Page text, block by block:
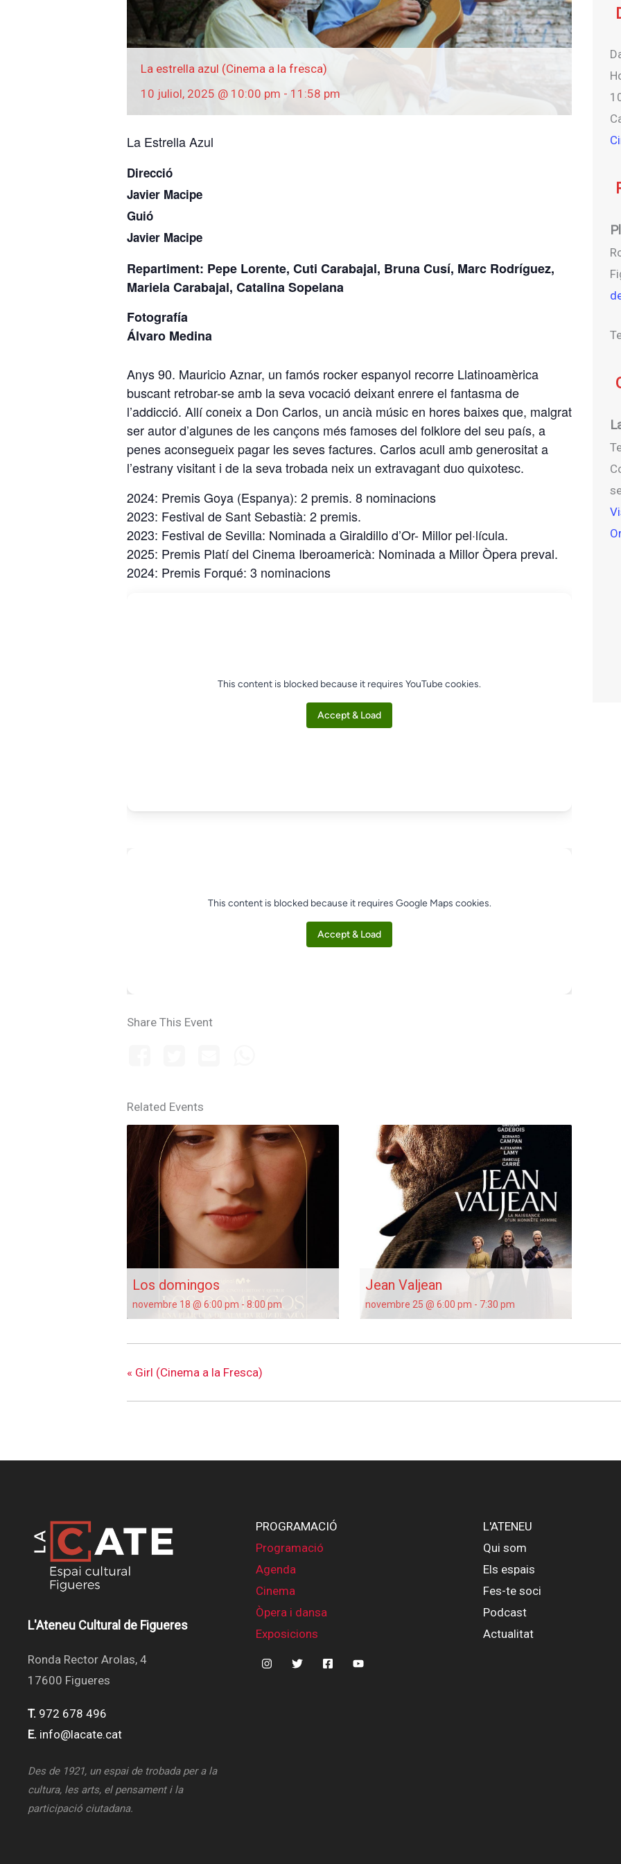
La estrella azul (Cinema a la fresca)
10 juliol, 2025 @ 10:00 pm - 11:58 pm
La Estrella Azul
Direcció
Javier Macipe
Guió
Javier Macipe
Repartiment: Pepe Lorente, Cuti Carabajal, Bruna Cusí, Marc Rodríguez,
Mariela Carabajal, Catalina Sopelana
Fotografía
Álvaro Medina
Anys 90. Mauricio Aznar, un famós rocker espanyol recorre Llatinoamèrica
buscant retrobar-se amb la seva vocació deixant enrere el fantasma de
l’addicció. Allí coneix a Don Carlos, un ancià músic en hores baixes que, malgrat
ser autor d’algunes de les cançons més famoses del folklore del seu país, a
penes aconsegueix pagar les seves factures. Carlos acull amb generositat a
l’estrany visitant i de la seva trobada neix un extravagant duo quixotesc.
2024: Premis Goya (Espanya): 2 premis. 8 nominacions
2023: Festival de Sant Sebastià: 2 premis.
2023: Festival de Sevilla: Nominada a Giraldillo d’Or- Millor pel·lícula.
2025: Premis Platí del Cinema Iberoamericà: Nominada a Millor Òpera preval.
2024: Premis Forqué: 3 nominacions
This content is blocked because it requires YouTube cookies.
Accept & Load
This content is blocked because it requires Google Maps cookies.
Accept & Load
Share This Event
Related Events
Los domingos
novembre 18 @ 6:00 pm - 8:00 pm
Jean Valjean
novembre 25 @ 6:00 pm - 7:30 pm
« Girl (Cinema a la Fresca)
L'Ateneu Cultural de Figueres
Ronda Rector Arolas, 4
17600 Figueres
T. 972 678 496
E. info@lacate.cat
Des de 1921, un espai de trobada per a la
cultura, les arts, el pensament i la
participació ciutadana.
PROGRAMACIÓ
Programació
Agenda
Cinema
Òpera i dansa
Exposicions
L'ATENEU
Qui som
Els espais
Fes-te soci
Podcast
Actualitat